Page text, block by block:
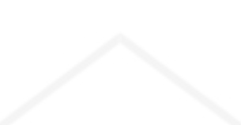
дизайн-проект офиса качественно и
Только лаконичность, деловой стиль и
РАБОТЫ